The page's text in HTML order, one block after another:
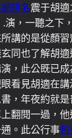
排名震于胡
演，一聽之下
講的是從顏
同也了解胡
，此公既已
看見胡適在
，年夜約就
翻閱一過，
。此公行事包